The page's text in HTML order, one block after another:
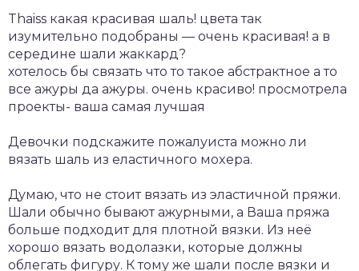
Thaiss какая красивая шаль! цвета так
изумительно подобраны — очень красивая! а в
середине шали жаккард?
хотелось бы связать что то такое абстрактное а то
все ажуры да ажуры. очень красиво! просмотрела
проекты- ваша самая лучшая
Девочки подскажите пожалуиста можно ли
вязать шаль из еластичного моxера.
Думаю, что не стоит вязать из эластичной пряжи.
Шали обычно бывают ажурными, а Ваша пряжа
больше подходит для плотной вязки. Из неё
хорошо вязать водолазки, которые должны
облегать фигуру. К тому же шали после вязки и